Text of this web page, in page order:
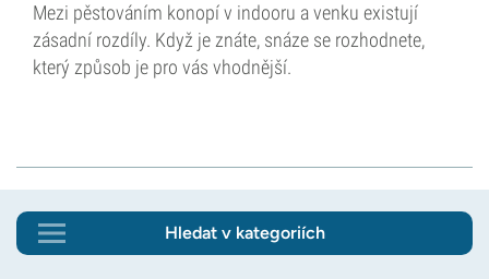
Mezi pěstováním konopí v indooru a venku existují
zásadní rozdíly. Když je znáte, snáze se rozhodnete,
který způsob je pro vás vhodnější.
Hledat v kategoriích